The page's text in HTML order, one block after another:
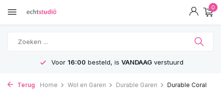
0
Voor 16:00 besteld, is VANDAAGverstuurd
Terug Home Wol en Garen Durable Garen Durable Coral